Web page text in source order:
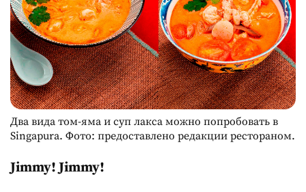
Два вида том-яма и суп лакса можно попробовать в
Singapura. Фото: предоставлено редакции рестораном.
Jimmy!Jimmy!